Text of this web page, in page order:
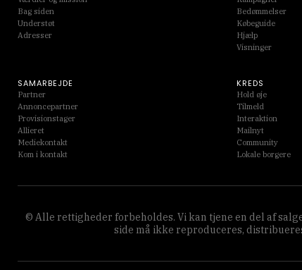
© Alle rettigheder forbeholdes. Vi kan tjene en del af
side må ikke reproduceres,
Bag siden
Understøt
Adresser
Bedømmelser
Købeguide
Hjælp
Visninger
SAMARBEJDE
Partner
Annoncepartner
Provisionstager
Allieret
Mediekontakt
Kom i kontakt
KREDS
Hold øje
Tilmeld
Interaktion
Mailnyt
Community
Lokale borgere